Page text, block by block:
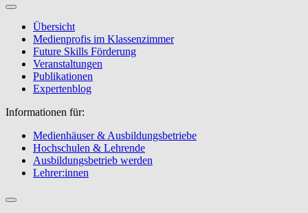
Übersicht
Medienprofis im Klassenzimmer
Future Skills Förderung
Veranstaltungen
Publikationen
Expertenblog
Informationen für:
Medienhäuser & Ausbildungsbetriebe
Hochschulen & Lehrende
Ausbildungsbetrieb werden
Lehrer:innen